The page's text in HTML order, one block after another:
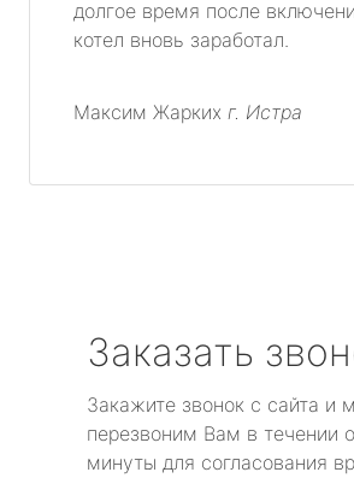
долгое время после
котел вновь заработал.
Максим Жарких г. Истра
Заказать
Закажите звонок с сайта и
перезвоним Вам в течении
минуты для согласования